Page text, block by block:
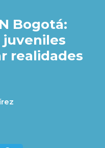
Bogotá:
realidades